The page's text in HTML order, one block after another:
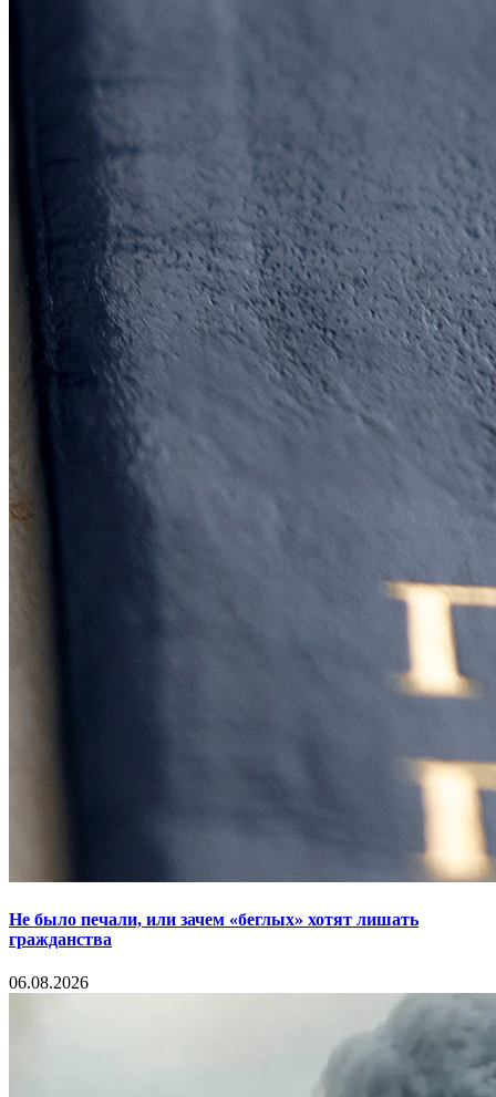
Не было печали, или зачем «беглых» хотят лишать
гражданства
06.08.2026